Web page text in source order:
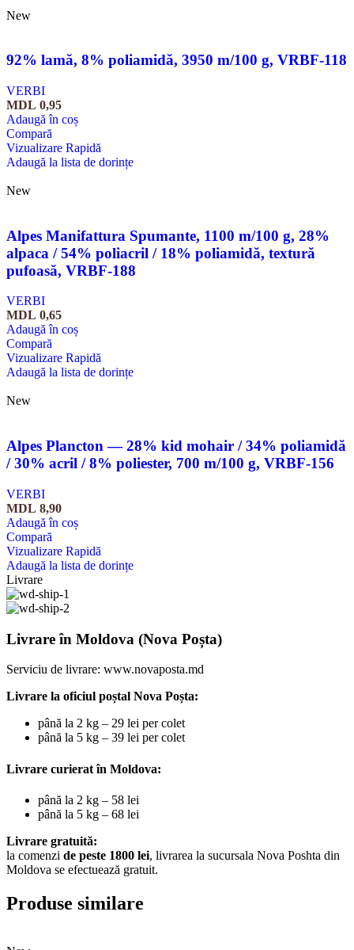
New
92% lamă, 8% poliamidă, 3950 m/100 g, VRBF-118
VERBI
MDL 0,95
Adaugă în coș
Compară
Vizualizare Rapidă
Adaugă la lista de dorințe
New
Alpes Manifattura Spumante, 1100 m/100 g, 28%
alpaca / 54% poliacril / 18% poliamidă, textură
pufoasă, VRBF-188
VERBI
MDL 0,65
Adaugă în coș
Compară
Vizualizare Rapidă
Adaugă la lista de dorințe
New
Alpes Plancton — 28% kid mohair / 34% poliamidă
/ 30% acril / 8% poliester, 700 m/100 g, VRBF-156
VERBI
MDL 8,90
Adaugă în coș
Compară
Vizualizare Rapidă
Adaugă la lista de dorințe
Livrare
Livrare în Moldova (Nova Poșta)
Serviciu de livrare: www.novaposta.md
Livrare la oficiul poștal Nova Poșta:
până la 2 kg – 29 lei per colet
până la 5 kg – 39 lei per colet
Livrare curierat în Moldova:
până la 2 kg – 58 lei
până la 5 kg – 68 lei
Livrare gratuită:
la comenzi de peste 1800 lei, livrarea la sucursala Nova Poshta din
Moldova se efectuează gratuit.
Produse similare